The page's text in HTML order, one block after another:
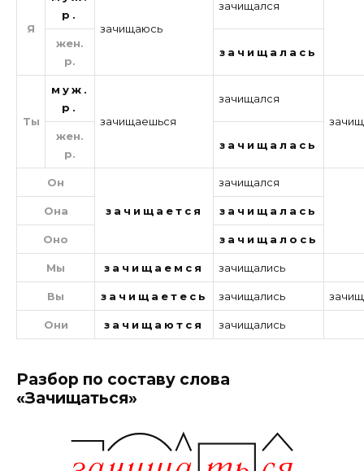
Я
р.
зачищаюсь
зачищался
жен.
р.
зачищалась
Ты
муж.
р.
зачищаешься
зачищался
жен.
р.
зачищалась
Он
зачищается
зачищался
Она зачищалась
Оно зачищалось
Мы зачищаемся зачищались
Вы зачищаетесь зачищались
Они зачищаются зачищались
Разбор по составу слова
«Зачищаться»